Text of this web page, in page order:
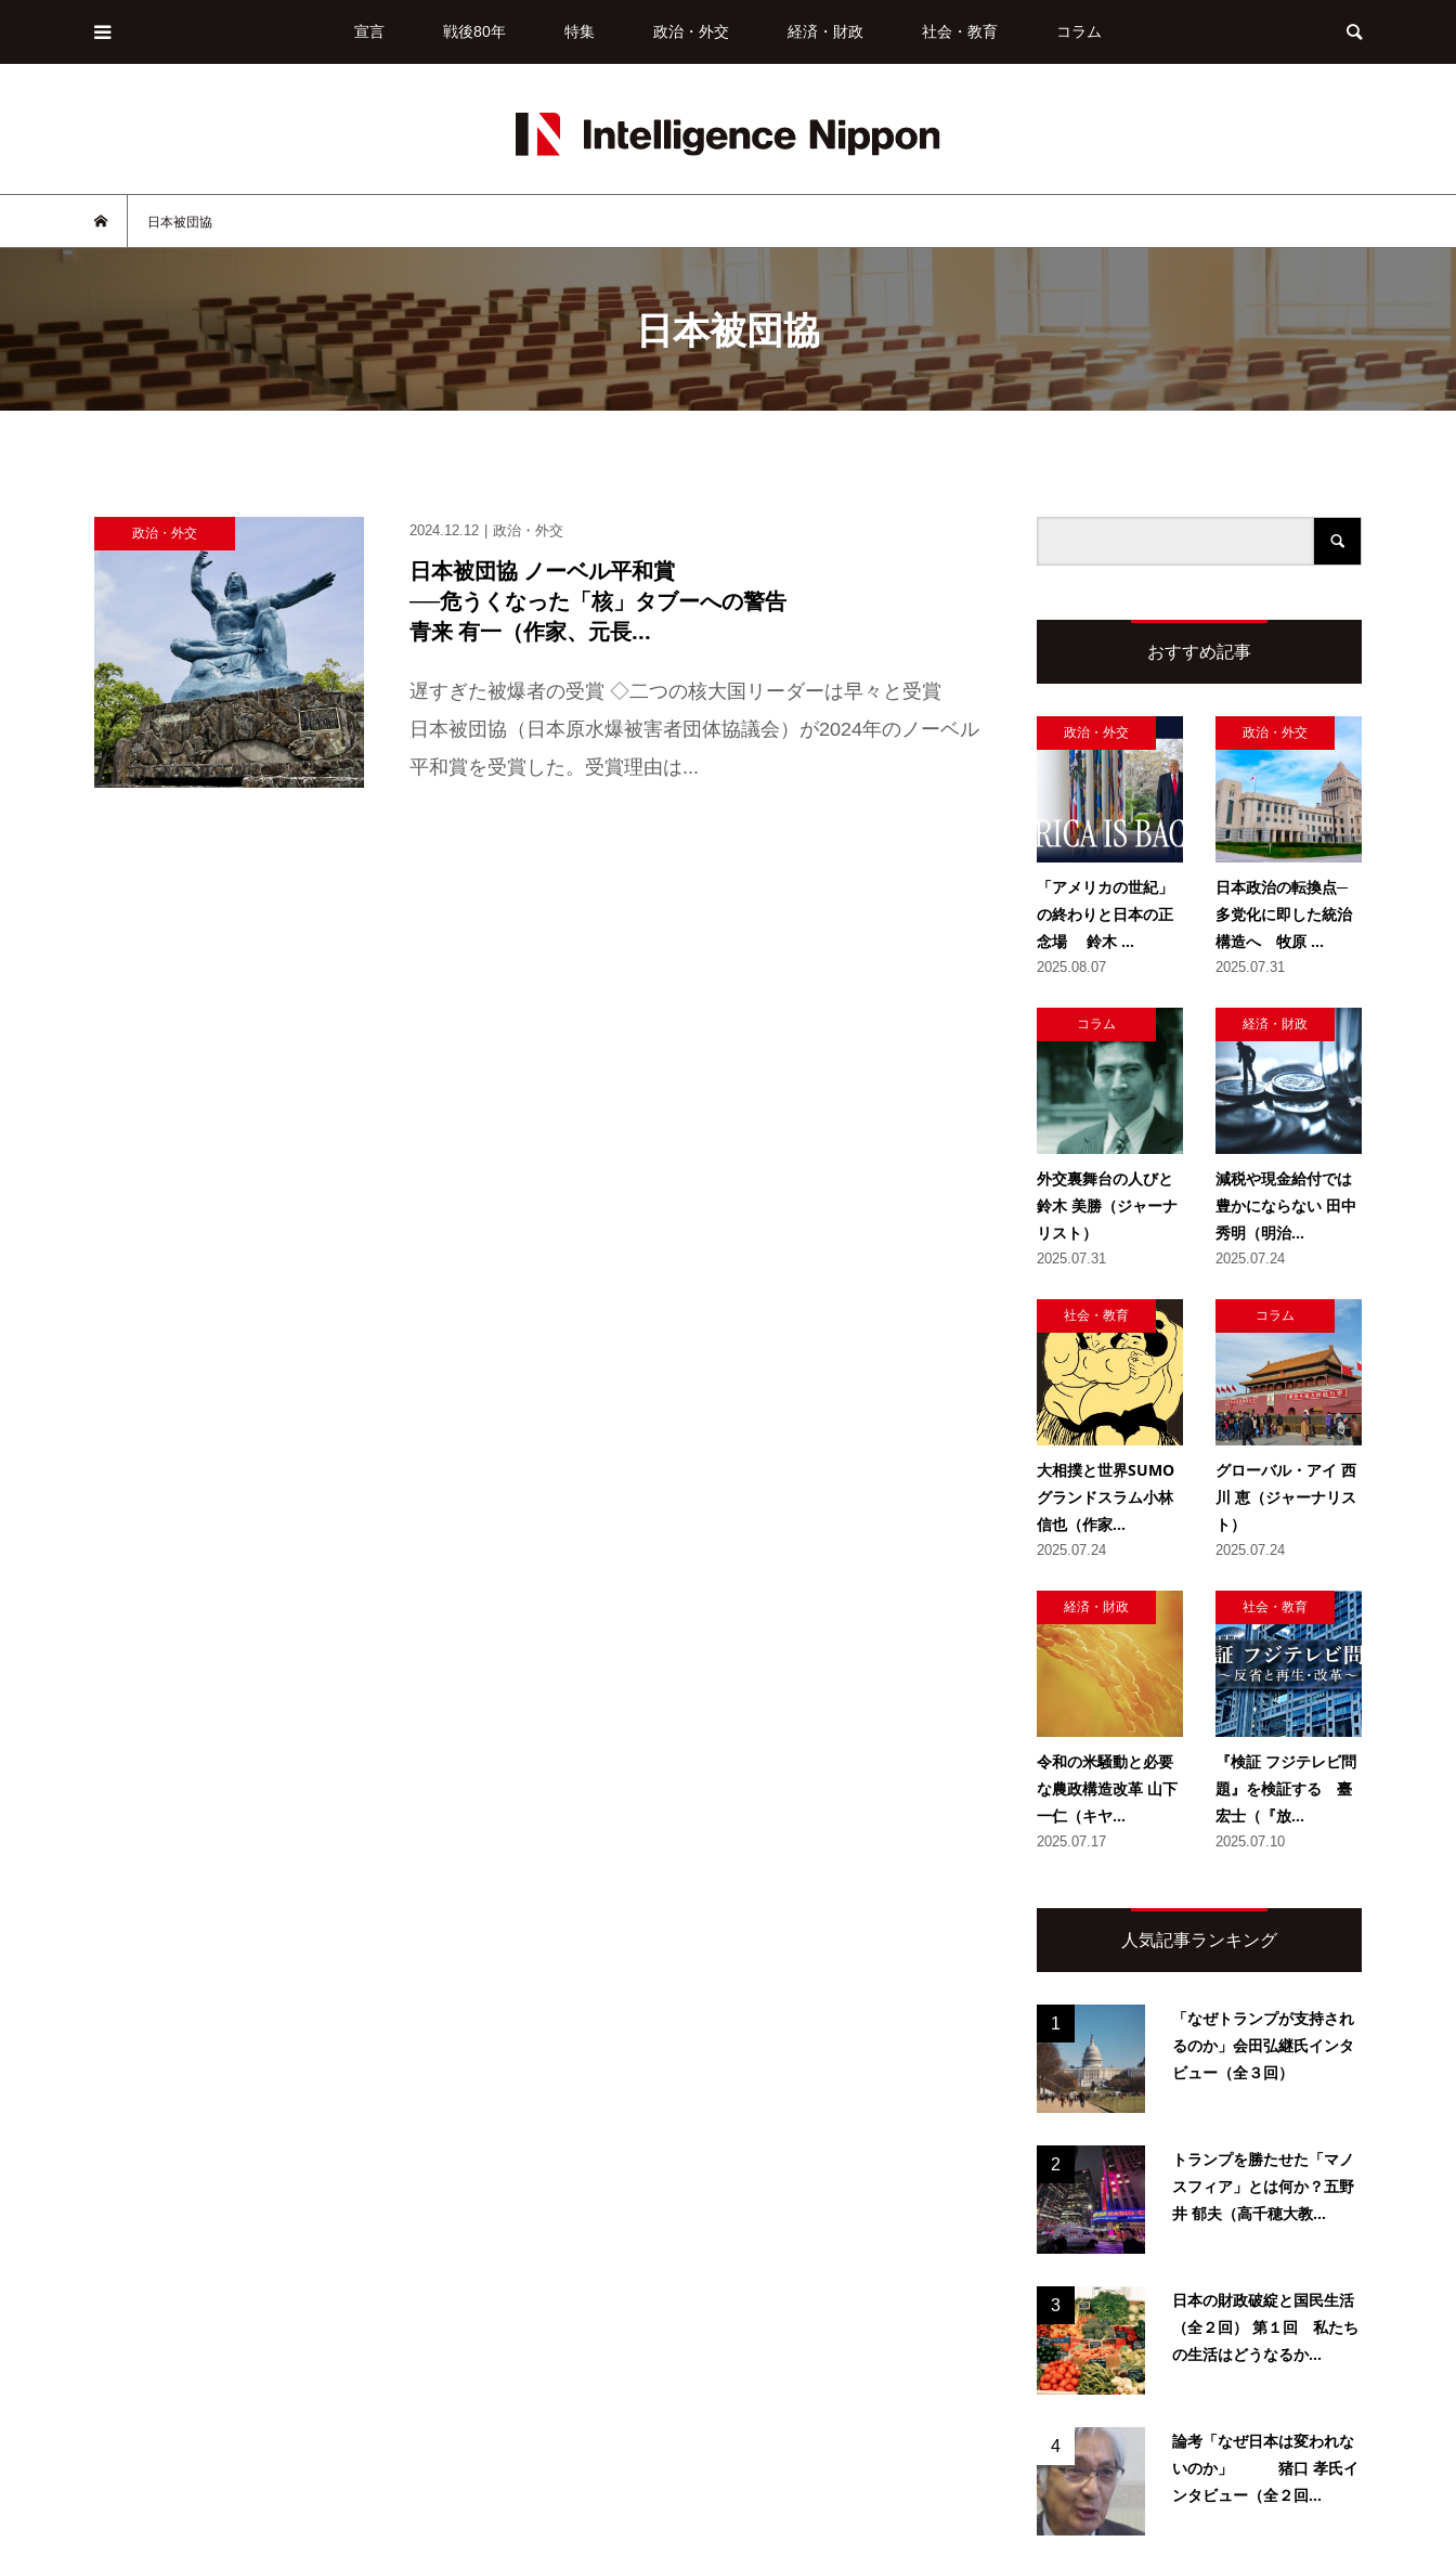
宣言 戦後80年 特集 政治・外交 経済・財政 社会・教育 コラム
日本被団協
日本被団協
政治・外交 2024.12.12 政治・外交
日本被団協 ノーベル平和賞
──危うくなった「核」タブーへの警告
青来 有一（作家、元長...
遅すぎた被爆者の受賞 ◇二つの核大国リーダーは早々と受賞
日本被団協（日本原水爆被害者団体協議会）が2024年のノーベル
平和賞を受賞した。受賞理由は...
おすすめ記事
政治・外交
「アメリカの世紀」
の終わりと日本の正
念場 鈴木 ...
2025.08.07
政治・外交
日本政治の転換点─
多党化に即した統治
構造へ 牧原 ...
2025.07.31
コラム
外交裏舞台の人びと
鈴木 美勝（ジャーナ
リスト）
2025.07.31
経済・財政
減税や現金給付では
豊かにならない 田中
秀明（明治...
2025.07.24
社会・教育
大相撲と世界SUMO
グランドスラム小林
信也（作家...
2025.07.24
コラム
グローバル・アイ 西
川 恵（ジャーナリス
ト）
2025.07.24
経済・財政
令和の米騒動と必要
な農政構造改革 山下
一仁（キヤ...
2025.07.17
社会・教育
『検証 フジテレビ問
題』を検証する 臺
宏士（『放...
2025.07.10
人気記事ランキング
1
「なぜトランプが支持され
るのか」会田弘継氏インタ
ビュー（全３回）
2
トランプを勝たせた「マノ
スフィア」とは何か？五野
井 郁夫（高千穂大教...
3
日本の財政破綻と国民生活
（全２回） 第１回 私たち
の生活はどうなるか...
4
論考「なぜ日本は変われな
いのか」 猪口 孝氏イ
ンタビュー（全２回...